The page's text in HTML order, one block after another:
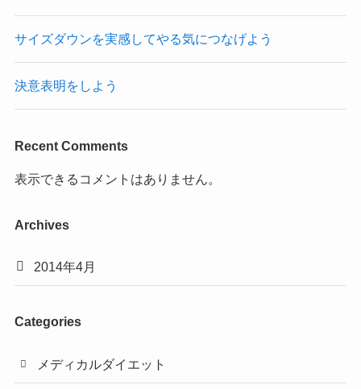
サイズダウンを実感してやる気につなげよう
決意表明をしよう
Recent Comments
表示できるコメントはありません。
Archives
2014年4月
Categories
メディカルダイエット